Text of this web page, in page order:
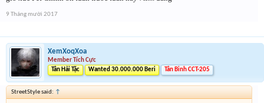
9 Tháng mười 2017
XemXoqXoa
Member Tích Cực
Tân Hải Tặc
Wanted 30.000.000 Beri Tân Binh CCT-205
StreetStyle said: ↑